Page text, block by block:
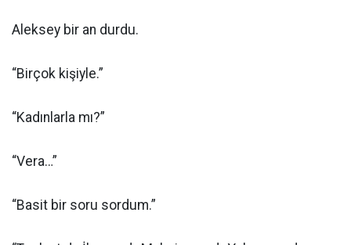
Aleksey bir an durdu.
“Birçok kişiyle.”
“Kadınlarla mı?”
“Vera…”
“Basit bir soru sordum.”